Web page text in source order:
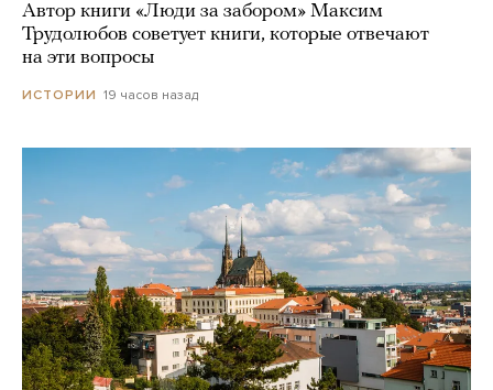
Автор книги «Люди за забором» Максим
Трудолюбов советует книги, которые отвечают
на эти вопросы
ИСТОРИИ 19 часов назад